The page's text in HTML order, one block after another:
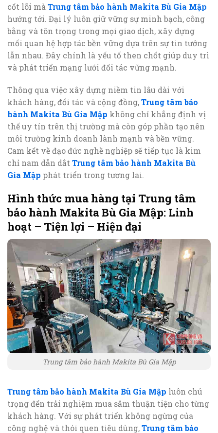
cốt lõi mà Trung tâm bảo hành Makita Bù Gia Mập
hướng tới. Đại lý luôn giữ vững sự minh bạch, công
bằng và tôn trọng trong mọi giao dịch, xây dựng
mối quan hệ hợp tác bền vững dựa trên sự tin tưởng
lẫn nhau. Đây chính là yếu tố then chốt giúp duy trì
và phát triển mạng lưới đối tác vững mạnh.
Thông qua việc xây dựng niềm tin lâu dài với
khách hàng, đối tác và cộng đồng,Trung tâm bảo
hành Makita Bù Gia Mập không chỉ khẳng định vị
thế uy tín trên thị trường mà còn góp phần tạo nên
môi trường kinh doanh lành mạnh và bền vững.
Cam kết về đạo đức nghề nghiệp sẽ tiếp tục là kim
chỉ nam dẫn dắt Trung tâm bảo hành Makita Bù
Gia Mập phát triển trong tương lai.
Hình thức mua hàng tại Trung tâm
bảo hành Makita Bù Gia Mập: Linh
hoạt – Tiện lợi – Hiện đại
Trung tâm bảo hành Makita Bù Gia Mập
Trung tâm bảo hành Makita Bù Gia Mập luôn chú
trọng đến trải nghiệm mua sắm thuận tiện cho từng
khách hàng. Với sự phát triển không ngừng của
công nghệ và thói quen tiêu dùng,Trung tâm bảo